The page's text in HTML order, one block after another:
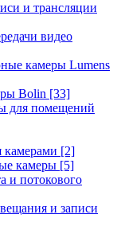
и трансляции
видео
камеры Lumens
Bolin [33]
для помещений
камерами [2]
камеры [5]
и потокового
и записи